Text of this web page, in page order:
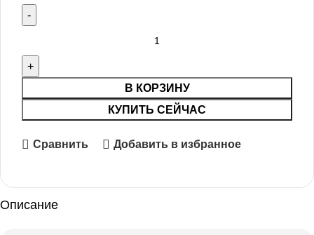
В КОРЗИНУ
КУПИТЬ СЕЙЧАС
Сравнить Добавить в избранное
Описание